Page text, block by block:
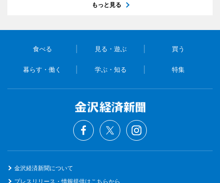
もっと見る
食べる 見る・遊ぶ 買う
暮らす・働く 学ぶ・知る 特集
金沢経済新聞について
プレスリリース・情報提供はこちらから